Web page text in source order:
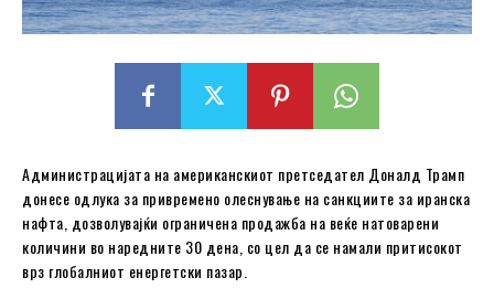
Администрацијата на американскиот претседател Доналд Трамп
донесе одлука за привремено олеснување на санкциите за иранска
нафта, дозволувајќи ограничена продажба на веќе натоварени
количини во наредните 30 дена, со цел да се намали притисокот
врз глобалниот енергетски пазар.